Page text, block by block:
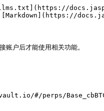
户后才能使用相关功能。
#/perps/